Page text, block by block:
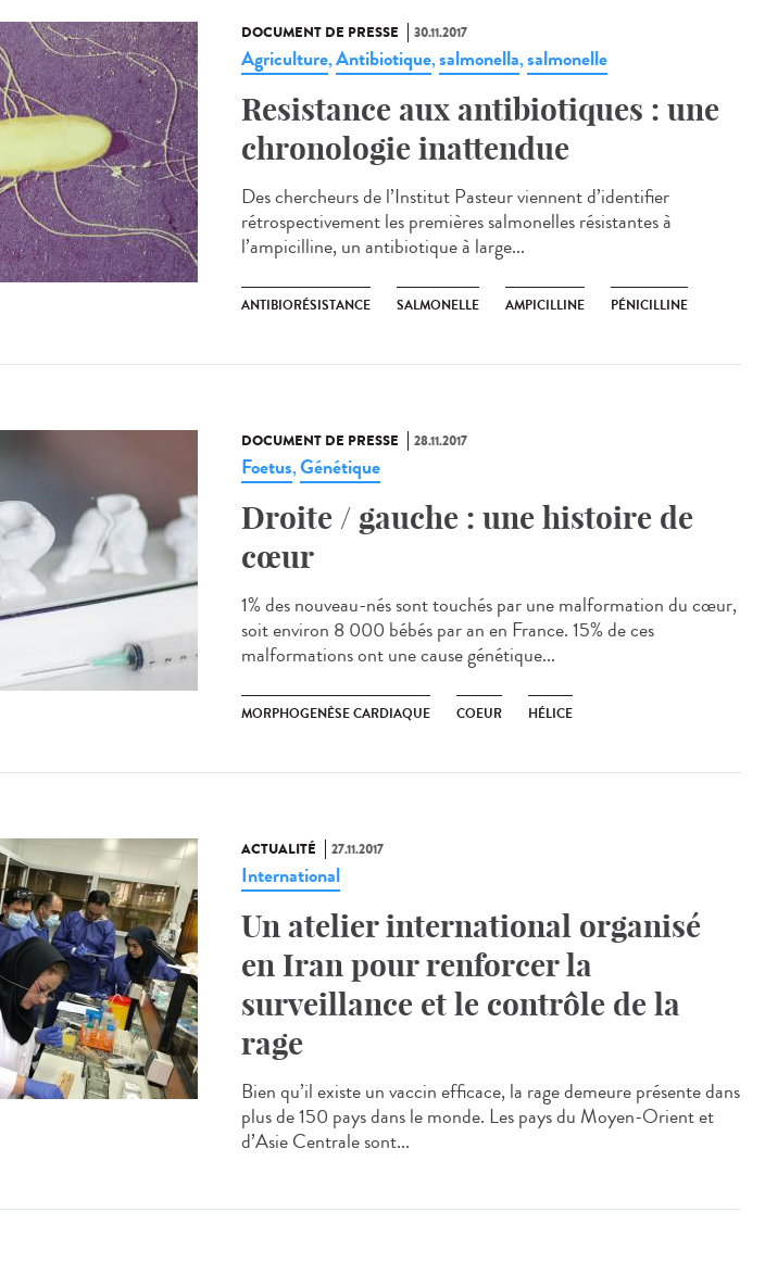
DOCUMENT DE PRESSE 30.11.2017
Agriculture,Antibiotique,salmonella,salmonelle
Resistance aux antibiotiques : une
chronologie inattendue
Des chercheurs de l’Institut Pasteur viennent d’identifier
rétrospectivement les premières salmonelles résistantes à
l’ampicilline, un antibiotique à large...
ANTIBIORÉSISTANCE SALMONELLE AMPICILLINE PÉNICILLINE
DOCUMENT DE PRESSE 28.11.2017
Foetus,Génétique
Droite / gauche : une histoire de
cœur
1% des nouveau-nés sont touchés par une malformation du cœur,
soit environ 8 000 bébés par an en France. 15% de ces
malformations ont une cause génétique...
MORPHOGENÈSE CARDIAQUE COEUR HÉLICE
ACTUALITÉ 27.11.2017
International
Un atelier international organisé
en Iran pour renforcer la
surveillance et le contrôle de la
rage
Bien qu’il existe un vaccin efficace, la rage demeure présente dans
plus de 150 pays dans le monde. Les pays du Moyen-Orient et
d’Asie Centrale sont...